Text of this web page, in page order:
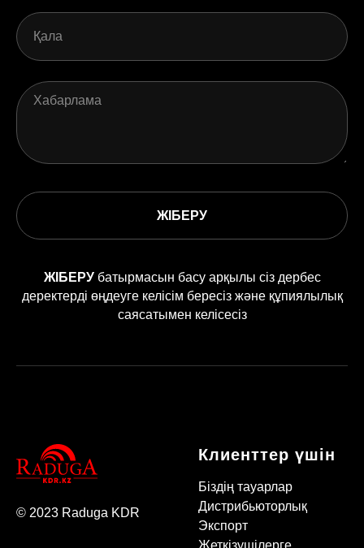
ЖІБЕРУ
ЖІБЕРУбатырмасын басу арқылы сіз дербес
деректерді өңдеуге келісім бересіз және құпиялылық
саясатымен келісесіз
© 2023 Raduga KDR
Клиенттер үшін
Біздің тауарлар
Дистрибьюторлық
Экспорт